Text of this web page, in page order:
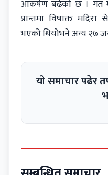
आकर्षण बढेको छ । गत
प्रान्तमा विषाक्त
भएको थियोभने अन्य २७
यो समाचार पढेर